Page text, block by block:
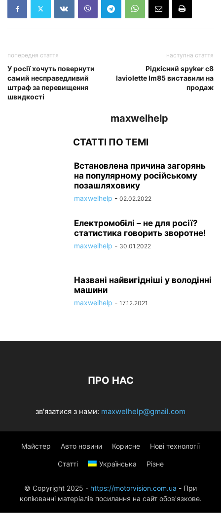
попередня стаття
У росії хочуть повернути
самий несправедливий
штраф за перевищення
швидкості
наступна стаття
Рідкісний spyker c8
laviolette lm85 виставили на
продаж
maxwelhelp
СТАТТІ ПО ТЕМІ
Встановлена причина загорянь
на популярному російському
позашляховику
maxwelhelp - 02.02.2022
Електромобілі – не для росії?
статистика говорить зворотне!
maxwelhelp - 30.01.2022
Названі найвигідніші у володінні
машини
maxwelhelp - 17.12.2021
ПРО НАС
зв'язатися з нами: maxwelhelp@gmail.com
Майстер Авто новини Корисне Нові технології
Статті Українська Різне
© Copyright 2025 - https://motorvision.com.ua - При
копіюванні матеріалів посилання на сайт обов'язкове.